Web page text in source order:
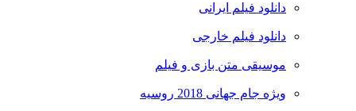
دانلود فیلم ایرانی
دانلود فیلم خارجی
موسیقی متن بازی و فیلم
ویژه جام جهانی 2018 روسیه